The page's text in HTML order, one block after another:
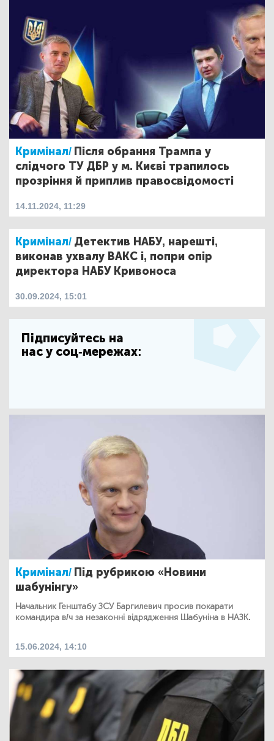
Кримінал/ Після обрання Трампа у
слідчого ТУ ДБР у м. Києві трапилось
прозріння й приплив правосвідомості
14.11.2024, 11:29
Кримінал/ Детектив НАБУ, нарешті,
виконав ухвалу ВАКС і, попри опір
директора НАБУ Кривоноса
30.09.2024, 15:01
Підписуйтесь на
нас у соц-мережах:
Кримінал/ Під рубрикою «Новини
шабунінгу»
Начальник Генштабу ЗСУ Баргилевич просив покарати
командира в/ч за незаконні відрядження Шабуніна в НАЗК.
15.06.2024, 14:10